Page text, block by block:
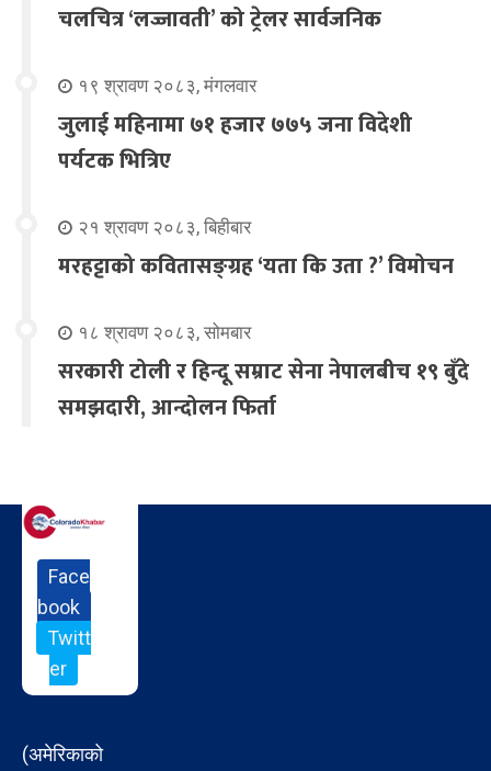
चलचित्र ‘लज्जावती’ को ट्रेलर सार्वजनिक
१९ श्रावण २०८३, मंगलवार
जुलाई महिनामा ७१ हजार ७७५ जना विदेशी
पर्यटक भित्रिए
२१ श्रावण २०८३, बिहीबार
मरहट्टाको कवितासङ्ग्रह ‘यता कि उता ?’ विमोचन
१८ श्रावण २०८३, सोमबार
सरकारी टोली र हिन्दू सम्राट सेना नेपालबीच १९ बुँदे
समझदारी, आन्दोलन फिर्ता
Face
book
Twitt
er
(अमेरिकाको